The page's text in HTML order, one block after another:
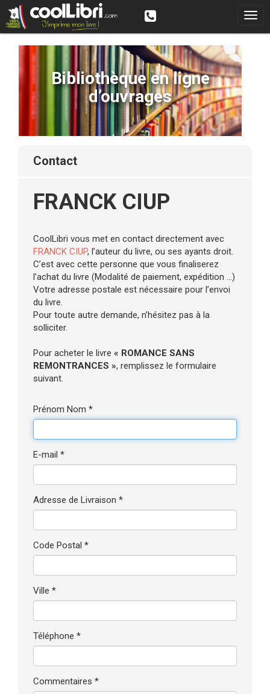
Bibliothèque en ligne
d’ouvrages
contact
FRANCK CIUP
CoolLibri vous met en contact directement avec
FRANCK CIUP, l’auteur du livre, ou ses ayants droit.
C’est avec cette personne que vous finaliserez
l’achat du livre (Modalité de paiement, expédition ...)
Votre adresse postale est nécessaire pour l’envoi
du livre.
Pour toute autre demande, n’hésitez pas à la
solliciter.
Pour acheter le livre « ROMANCE SANS
REMONTRANCES », remplissez le formulaire
suivant.
Prénom Nom *
E-mail *
Adresse de Livraison *
Code Postal *
Ville *
Téléphone *
Commentaires *